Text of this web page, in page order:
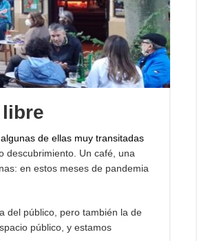
de ellas muy transitadas
descubrimiento. Un café, una
en estos meses de pandemia
del público, pero también la de
público, y estamos